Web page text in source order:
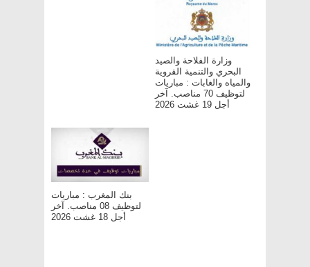
وزارة الفلاحة والصيد
البحري والتنمية القروية
والمياه والغابات : مباريات
لتوظيف 70 مناصب. آخر
أجل 19 غشت 2026
بنك المغرب : مباريات
لتوظيف 08 مناصب. آخر
أجل 18 غشت 2026